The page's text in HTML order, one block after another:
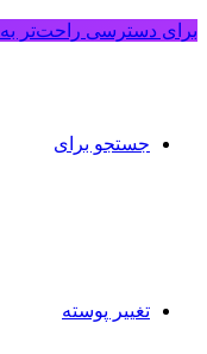
برای دسترسی راحت‌تر به
جستجو برای
تغییر پوسته